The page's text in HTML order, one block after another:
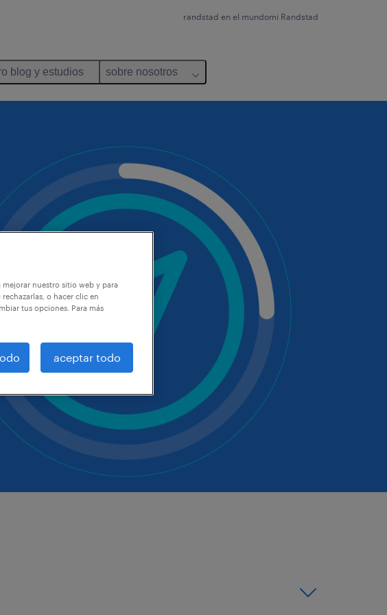
randstad en el mundomi Randstad
blog y estudios sobre nosotros
mejorar nuestro sitio web y para
o hacer clic en
tus opciones. Para más
aceptar todo